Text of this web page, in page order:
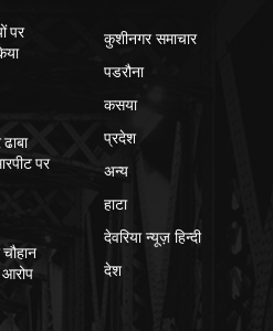
पर
पर
आरोप
कुशीनगर समाचार
पडरौना
कसया
प्रदेश
अन्य
हाटा
देवरिया न्यूज़ हिन्दी
देश